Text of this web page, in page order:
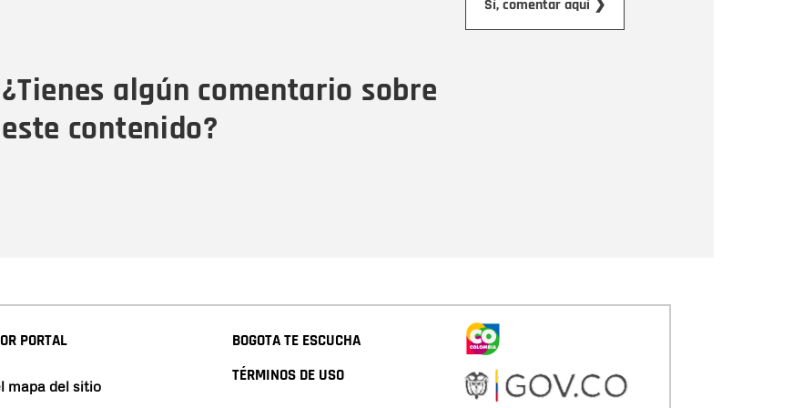
¿Tienes algún comentario sobre
este contenido?
Sí, comentar aquí ❯
PORTAL
mapa del sitio
BOGOTA TE ESCUCHA
TÉRMINOS DE USO